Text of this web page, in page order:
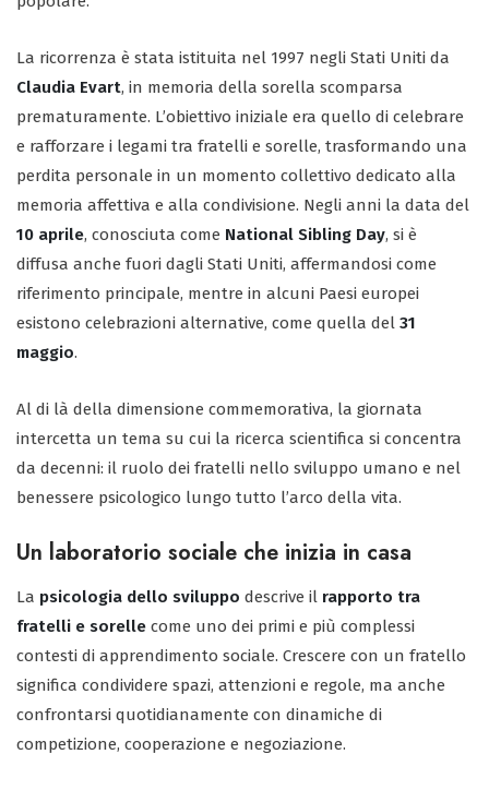
La ricorrenza è stata istituita nel 1997 negli Stati Uniti da
Claudia Evart, in memoria della sorella scomparsa
prematuramente. L’obiettivo iniziale era quello di celebrare
e rafforzare i legami tra fratelli e sorelle, trasformando una
perdita personale in un momento collettivo dedicato alla
memoria affettiva e alla condivisione. Negli anni la data del
10 aprile, conosciuta come National Sibling Day, si è
diffusa anche fuori dagli Stati Uniti, affermandosi come
riferimento principale, mentre in alcuni Paesi europei
esistono celebrazioni alternative, come quella del 31
maggio.
Al di là della dimensione commemorativa, la giornata
intercetta un tema su cui la ricerca scientifica si concentra
da decenni: il ruolo dei fratelli nello sviluppo umano e nel
benessere psicologico lungo tutto l’arco della vita.
Un laboratorio sociale che inizia in casa
La psicologia dello sviluppo descrive il rapporto tra
fratelli e sorelle come uno dei primi e più complessi
contesti di apprendimento sociale. Crescere con un fratello
significa condividere spazi, attenzioni e regole, ma anche
confrontarsi quotidianamente con dinamiche di
competizione, cooperazione e negoziazione.